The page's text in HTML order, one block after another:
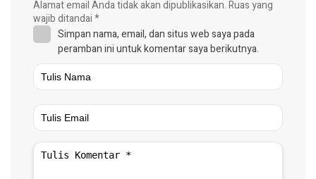
Alamat email Anda tidak akan dipublikasikan.Ruas yang
wajib ditandai*
Simpan nama, email, dan situs web saya pada
peramban ini untuk komentar saya berikutnya.